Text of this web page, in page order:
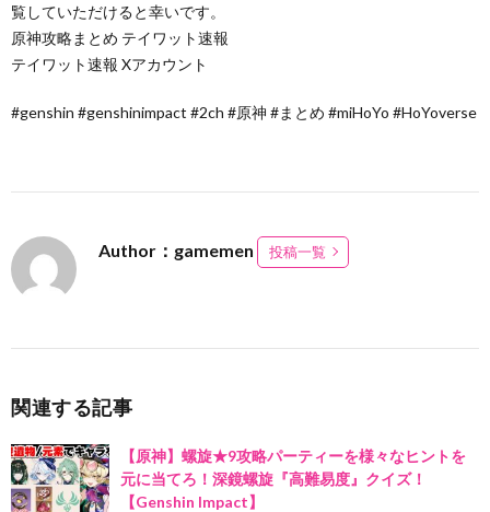
覧していただけると幸いです。
原神攻略まとめ テイワット速報
テイワット速報 Xアカウント
#genshin #genshinimpact #2ch #原神 #まとめ #miHoYo #HoYoverse
Author：gamemen 投稿一覧
関連する記事
【原神】螺旋★9攻略パーティーを様々なヒントを
元に当てろ！深鏡螺旋『高難易度』クイズ！
【Genshin Impact】